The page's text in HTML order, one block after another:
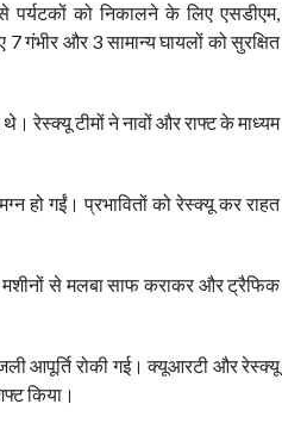
पर्यटकों को निकालने के लिए एसडीएम,
गंभीर और 3 सामान्य घायलों को सुरक्षित
रेस्क्यू टीमों ने नावों और राफ्ट के माध्यम
हो गईं। प्रभावितों को रेस्क्यू कर राहत
मशीनों से मलबा साफ कराकर और ट्रैफिक
आपूर्ति रोकी गई। क्यूआरटी और रेस्क्यू
किया।